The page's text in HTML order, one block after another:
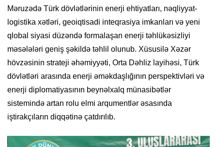
Məruzədə Türk dövlətlərinin enerji ehtiyatları, nəqliyyat-
logistika xətləri, geoiqtisadi inteqrasiya imkanları və yeni
qlobal siyasi düzəndə formalaşan enerji təhlükəsizliyi
məsələləri geniş şəkildə təhlil olunub. Xüsusilə Xəzər
hövzəsinin strateji əhəmiyyəti, Orta Dəhliz layihəsi, Türk
dövlətləri arasında enerji əməkdaşlığının perspektivləri və
enerji diplomatiyasının beynəlxalq münasibətlər
sistemində artan rolu elmi arqumentlər əsasında
iştirakçıların diqqətinə çatdırılıb.